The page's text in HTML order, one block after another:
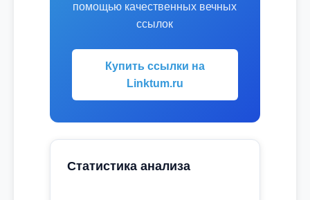
помощью качественных вечных
ссылок
Купить ссылки на
Linktum.ru
Статистика анализа